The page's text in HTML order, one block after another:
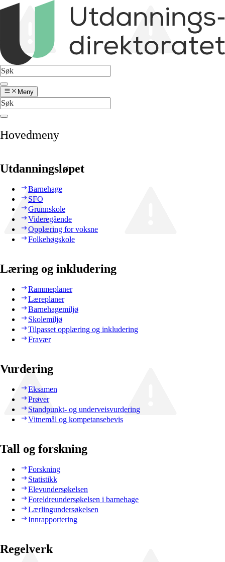
Meny
Hovedmeny
Utdanningsløpet
Barnehage
SFO
Grunnskole
Videregående
Opplæring for voksne
Folkehøgskole
Læring og inkludering
Rammeplaner
Læreplaner
Barnehagemiljø
Skolemiljø
Tilpasset opplæring og inkludering
Fravær
Vurdering
Eksamen
Prøver
Standpunkt- og underveisvurdering
Vitnemål og kompetansebevis
Tall og forskning
Forskning
Statistikk
Elevundersøkelsen
Foreldreundersøkelsen i barnehage
Lærlingundersøkelsen
Innrapportering
Regelverk